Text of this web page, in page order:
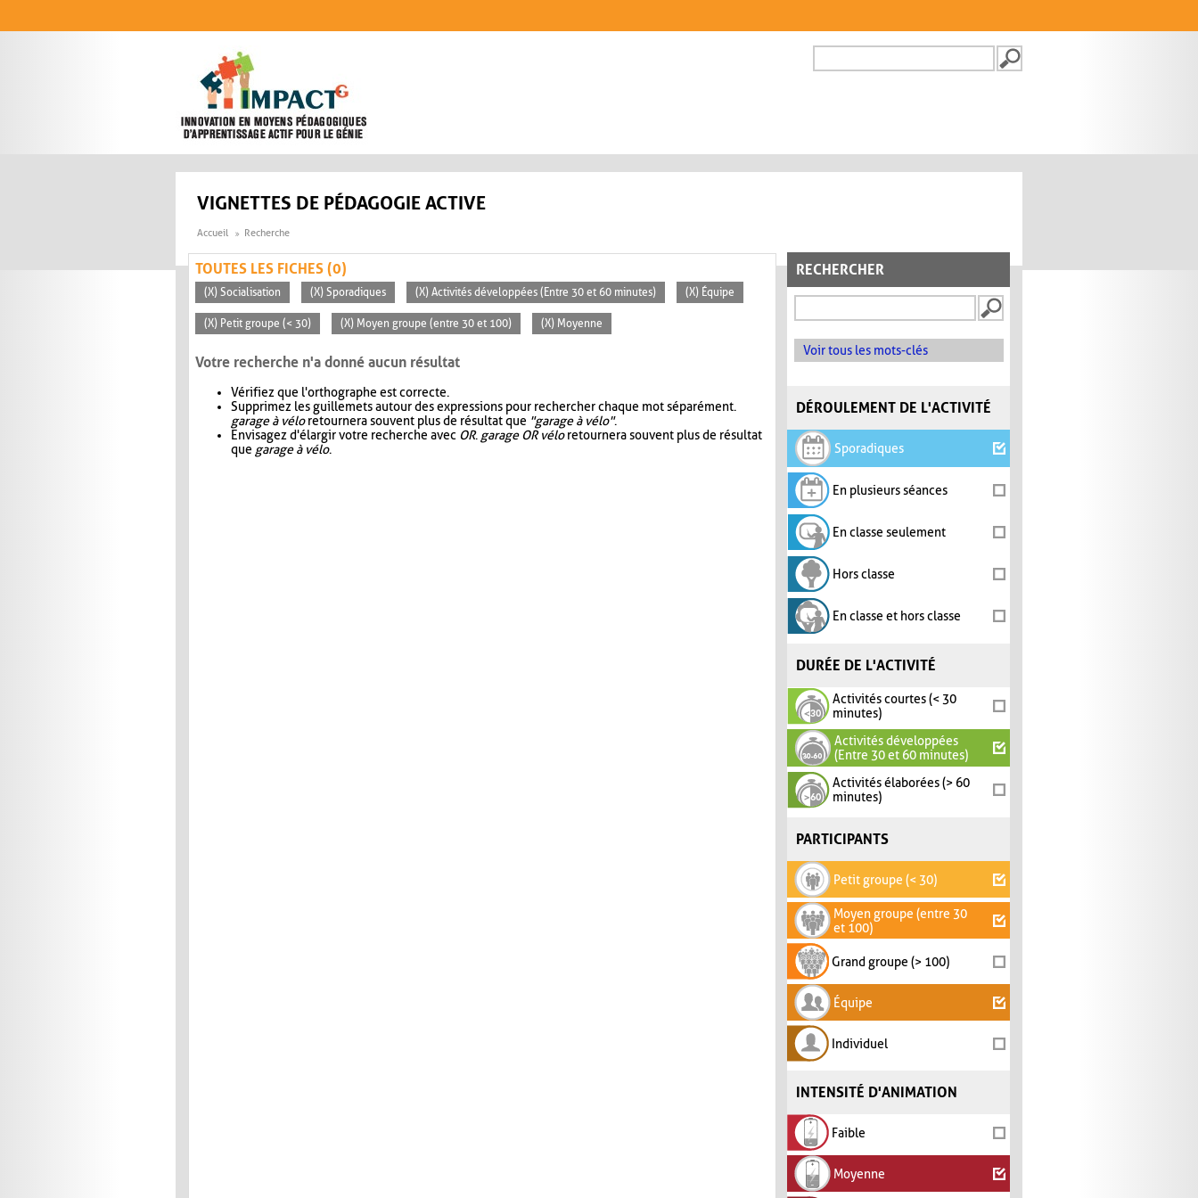
FORMULAIRE DE
VIGNETTES DE PÉDAGOGIE ACTIVE
Accueil Recherche
RECHERCHER
Voir tous les mots-clés
DÉROULEMENT DE L'ACTIVITÉ
Sporadiques
En plusieurs séances
En classe seulement
Hors classe
En classe et hors classe
DURÉE DE L'ACTIVITÉ
Activités courtes (< 30
minutes)
Activités développées
(Entre 30 et 60 minutes)
Activités élaborées (> 60
minutes)
PARTICIPANTS
Petit groupe (< 30)
Moyen groupe (entre 30
et 100)
Grand groupe (> 100)
Équipe
Individuel
INTENSITÉ D'ANIMATION
Faible
Moyenne
TOUTES LES FICHES (0)
(X) Socialisation (X) Sporadiques (X) Activités développées (Entre 30 et 60 minutes) (X) Équipe
(X) Petit groupe (< 30) (X) Moyen groupe (entre 30 et 100) (X) Moyenne
Votre recherche n'a donné aucun résultat
Vérifiez que l'orthographe est correcte.
Supprimez les guillemets autour des expressions pour rechercher chaque mot séparément.
garage à véloretournera souvent plus de résultat que "garage à vélo".
Envisagez d'élargir votre recherche avec OR. garage OR véloretournera souvent plus de résultat
que garage à vélo.